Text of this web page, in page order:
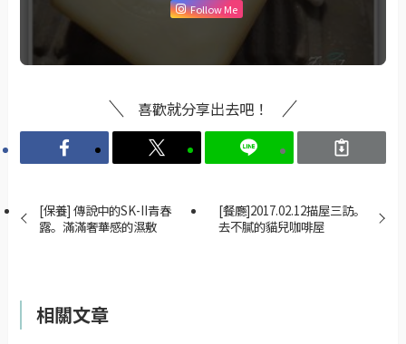
Follow Me
喜歡就分享出去吧！
[保養] 傳說中的SK-II青春
露。滿滿奢華感的濕敷
[餐廳]2017.02.12描屋三訪。
去不膩的貓兒咖啡屋
相關文章